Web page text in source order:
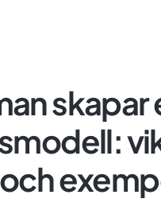
skapar